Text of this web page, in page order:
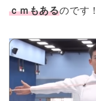
ｃｍもあるのです！